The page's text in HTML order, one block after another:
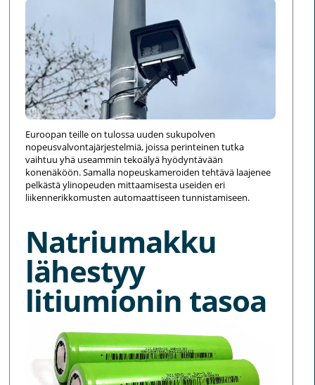
Euroopan teille on tulossa uuden sukupolven
nopeusvalvontajärjestelmiä, joissa perinteinen tutka
vaihtuu yhä useammin tekoälyä hyödyntävään
konenäköön. Samalla nopeuskameroiden tehtävä laajenee
pelkästä ylinopeuden mittaamisesta useiden eri
liikennerikkomusten automaattiseen tunnistamiseen.
Natriumakku
lähestyy
litiumionin tasoa